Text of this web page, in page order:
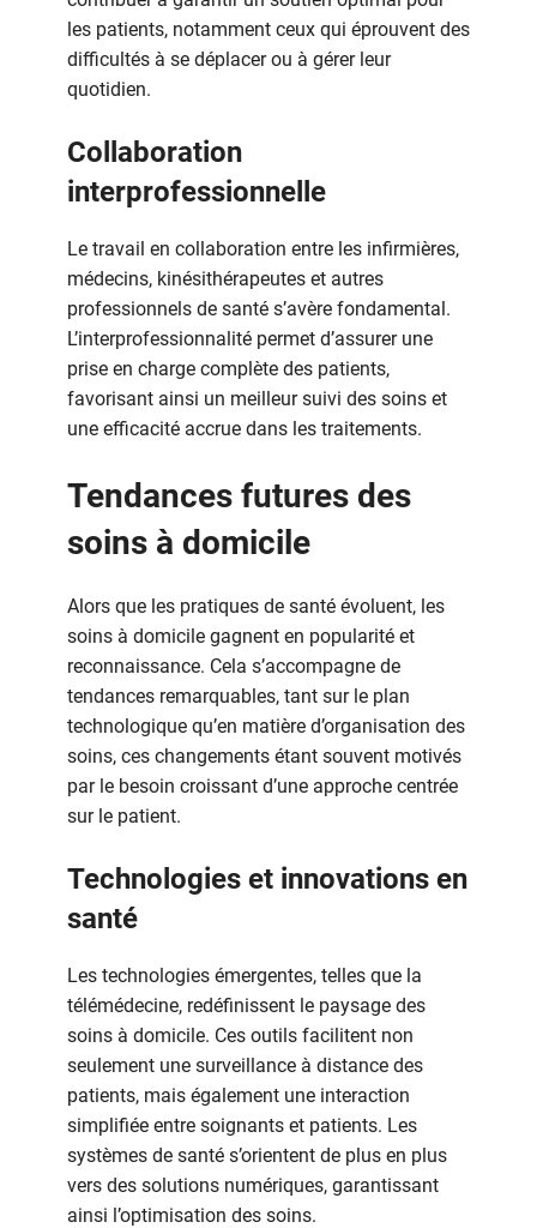
les patients, notamment ceux qui éprouvent des
difficultés à se déplacer ou à gérer leur
quotidien.
Collaboration
interprofessionnelle
Le travail en collaboration entre les infirmières,
médecins, kinésithérapeutes et autres
professionnels de santé s’avère fondamental.
L’interprofessionnalité permet d’assurer une
prise en charge complète des patients,
favorisant ainsi un meilleur suivi des soins et
une efficacité accrue dans les traitements.
Tendances futures des
soins à domicile
Alors que les pratiques de santé évoluent, les
soins à domicile gagnent en popularité et
reconnaissance. Cela s’accompagne de
tendances remarquables, tant sur le plan
technologique qu’en matière d’organisation des
soins, ces changements étant souvent motivés
par le besoin croissant d’une approche centrée
sur le patient.
Technologies et innovations en
santé
Les technologies émergentes, telles que la
télémédecine, redéfinissent le paysage des
soins à domicile. Ces outils facilitent non
seulement une surveillance à distance des
patients, mais également une interaction
simplifiée entre soignants et patients. Les
systèmes de santé s’orientent de plus en plus
vers des solutions numériques, garantissant
ainsi l’optimisation des soins.